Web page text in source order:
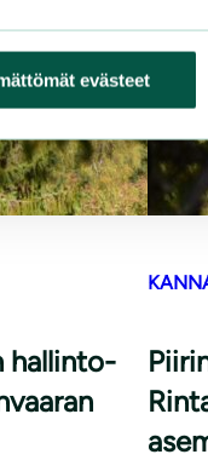
evästeet
hallinto-